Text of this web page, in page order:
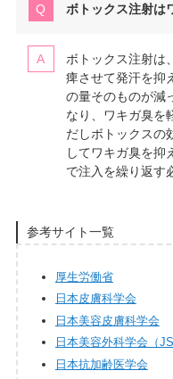
ボトックス注射は
ボトックス注射は
痺させて発汗を抑
の量そのものが減
なり、ワキガ臭を
だしボトックスの
してワキガ臭を抑
で注入を繰り返す
参考サイト一覧
厚生労働省
日本皮膚科学会
日本美容皮膚科学会
日本美容外科学会（
日本抗加齢医学会